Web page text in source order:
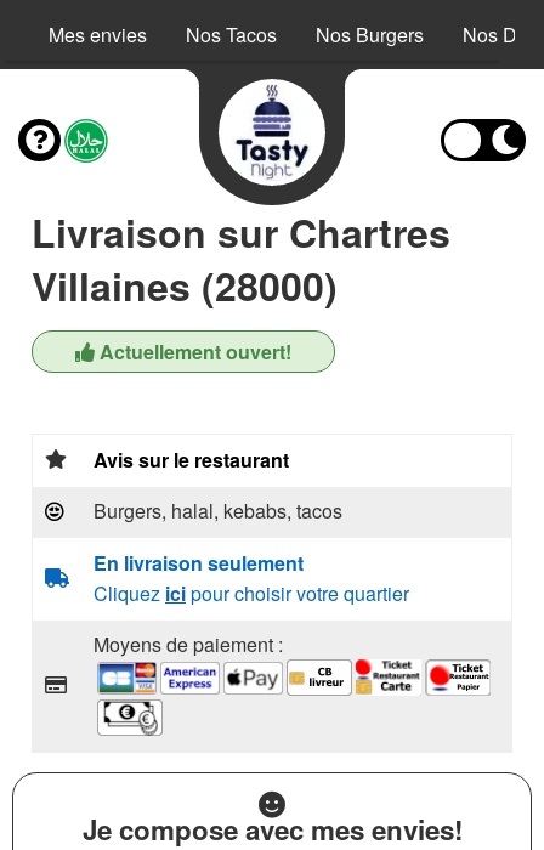
Mes envies Nos Tacos Nos Burgers Nos
Livraison sur Chartres
Villaines (28000)
Actuellement ouvert!
Avis sur le restaurant
Burgers, halal, kebabs, tacos
En livraison seulement
Cliquez icipour choisir votre quartier
Moyens de paiement :
Je compose avec mes envies!